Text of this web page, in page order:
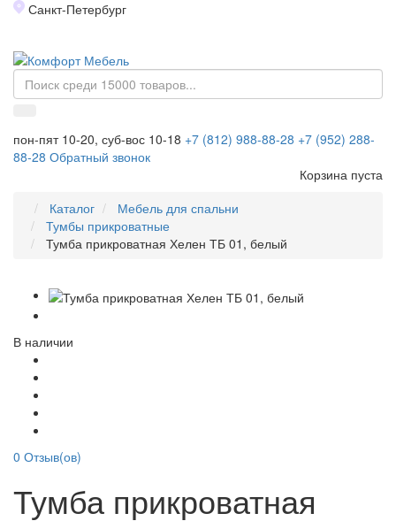
Санкт-Петербург
пон-пят 10-20, суб-вос 10-18 +7 (812) 988-88-28 +7 (952) 288-
88-28 Обратный звонок
Корзина пуста
Каталог
Мебель для спальни
Тумбы прикроватные
Тумба прикроватная Хелен ТБ 01, белый
В наличии
0 Отзыв(ов)
Тумба прикроватная